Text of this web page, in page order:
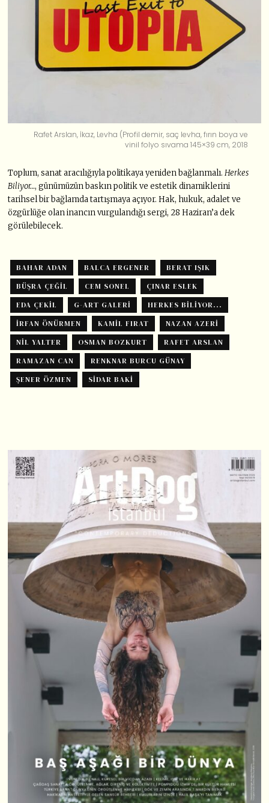
Rafet Arslan, İkaz, Levha (Profil demir, saç levha, fırın boya ve
vinil folyo sıvama 145×39 cm, 2018
Toplum, sanat aracılığıyla politikaya yeniden bağlanmalı.Herkes
Biliyor…, günümüzün baskın politik ve estetik dinamiklerini
tarihsel bir bağlamda tartışmaya açıyor. Hak, hukuk, adalet ve
özgürlüğe olan inancın vurgulandığı sergi, 28 Haziran’a dek
görülebilecek.
BAHAR ADAN BALCA ERGENER
BERAT IŞIK
BÜŞRA ÇEĞIL
CEM SONEL
ÇINAR ESLEK
EDA ÇEKIL
G-ART GALERI
HERKES BILIYOR...
İRFAN ÖNÜRMEN
KAMIL FIRAT
NAZAN AZERI
NIL YALTER
OSMAN BOZKURT
RAFET ARSLAN
RAMAZAN CAN
RENKNAR BURCU GÜNAY
ŞENER ÖZMEN
SIDAR BAKI